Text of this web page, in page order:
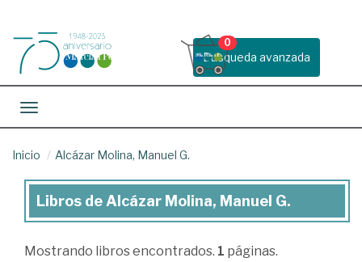
Busqueda avanzada
0
Toggle navigation
Inicio Alcázar Molina, Manuel G.
Libros
Libros de Alcázar Molina, Manuel G.
Mostrando libros encontrados. 1 páginas.